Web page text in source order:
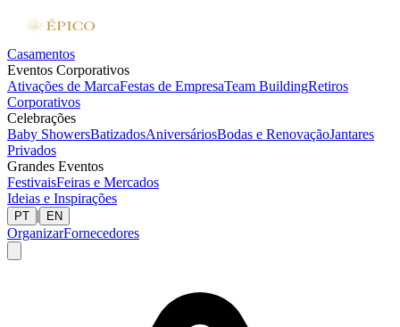
Casamentos
Eventos Corporativos
Ativações de MarcaFestas de EmpresaTeam BuildingRetiros
Corporativos
Celebrações
Baby ShowersBatizadosAniversáriosBodas e RenovaçãoJantares
Privados
Grandes Eventos
FestivaisFeiras e Mercados
Ideias e Inspirações
PT | EN
OrganizarFornecedores